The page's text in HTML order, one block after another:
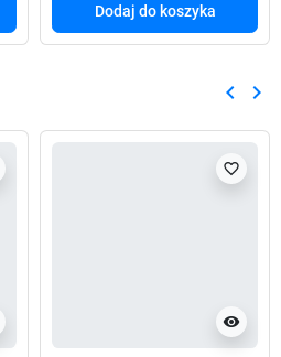
Dodaj do koszyka
keyboard_arrow_left keyboard_arrow_right
visibility
favorite_border